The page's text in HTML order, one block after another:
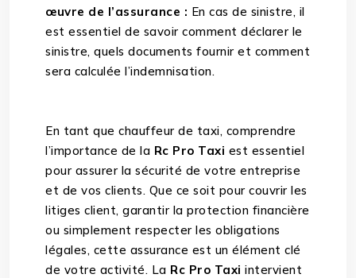
œuvre de l’assurance : En cas de sinistre, il
est essentiel de savoir comment déclarer le
sinistre, quels documents fournir et comment
sera calculée l’indemnisation.
En tant que chauffeur de taxi, comprendre
l’importance de la Rc Pro Taxi est essentiel
pour assurer la sécurité de votre entreprise
et de vos clients. Que ce soit pour couvrir les
litiges client, garantir la protection financière
ou simplement respecter les obligations
légales, cette assurance est un élément clé
de votre activité. La Rc Pro Taxi intervient